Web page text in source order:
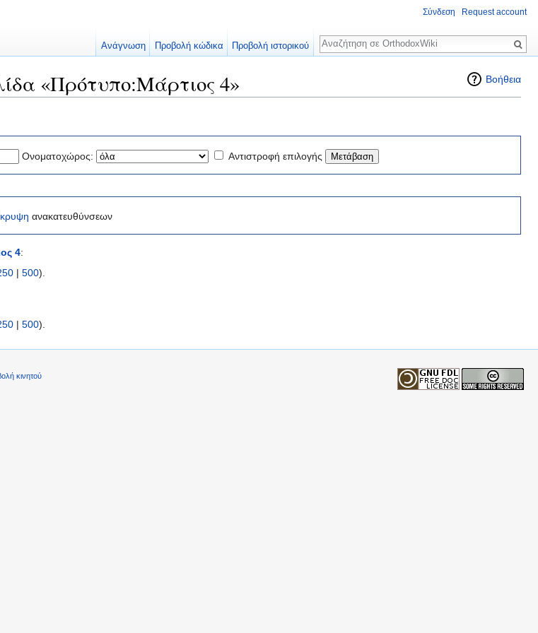
Βοήθεια
«Πρότυπο:Μάρτιος 4»
Ονοματοχώρος: Αντιστροφή επιλογής
ανακατευθύνσεων
4:
| 500).
| 500).
Σύνδεση Request account
Ανάγνωση Προβολή κώδικα Προβολή ιστορικού
Αναζήτηση
κινητού